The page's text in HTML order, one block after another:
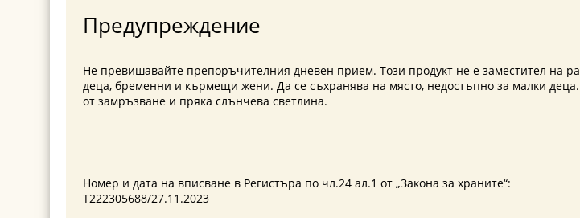
Предупреждение
Не превишавайте препоръчителния дневен прием. Този продукт не е заместител на
деца, бременни и кърмещи жени. Да се съхранява на място, недостъпно за малки
от замръзване и пряка слънчева светлина.
Номер и дата на вписване в Регистъра по чл.24 ал.1 от „Закона за храните“:
T222305688/27.11.2023